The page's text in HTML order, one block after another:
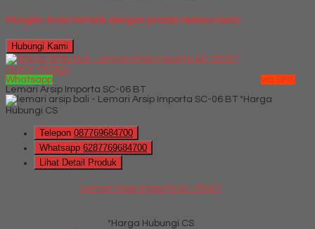
Mungkin Anda tertarik dengan produk terbaru kami
Hubungi Kami
QUICK ORDER
Whatsapp
via SMS
Lemari Arsip Importa SC-06 BT
*Harga
Hubungi CS
Telepon 087769684700
Whatsapp 6287769684700
Lihat Detail Produk
Lemari Arsip Importa SC-06 BT
*Harga Hubungi CS